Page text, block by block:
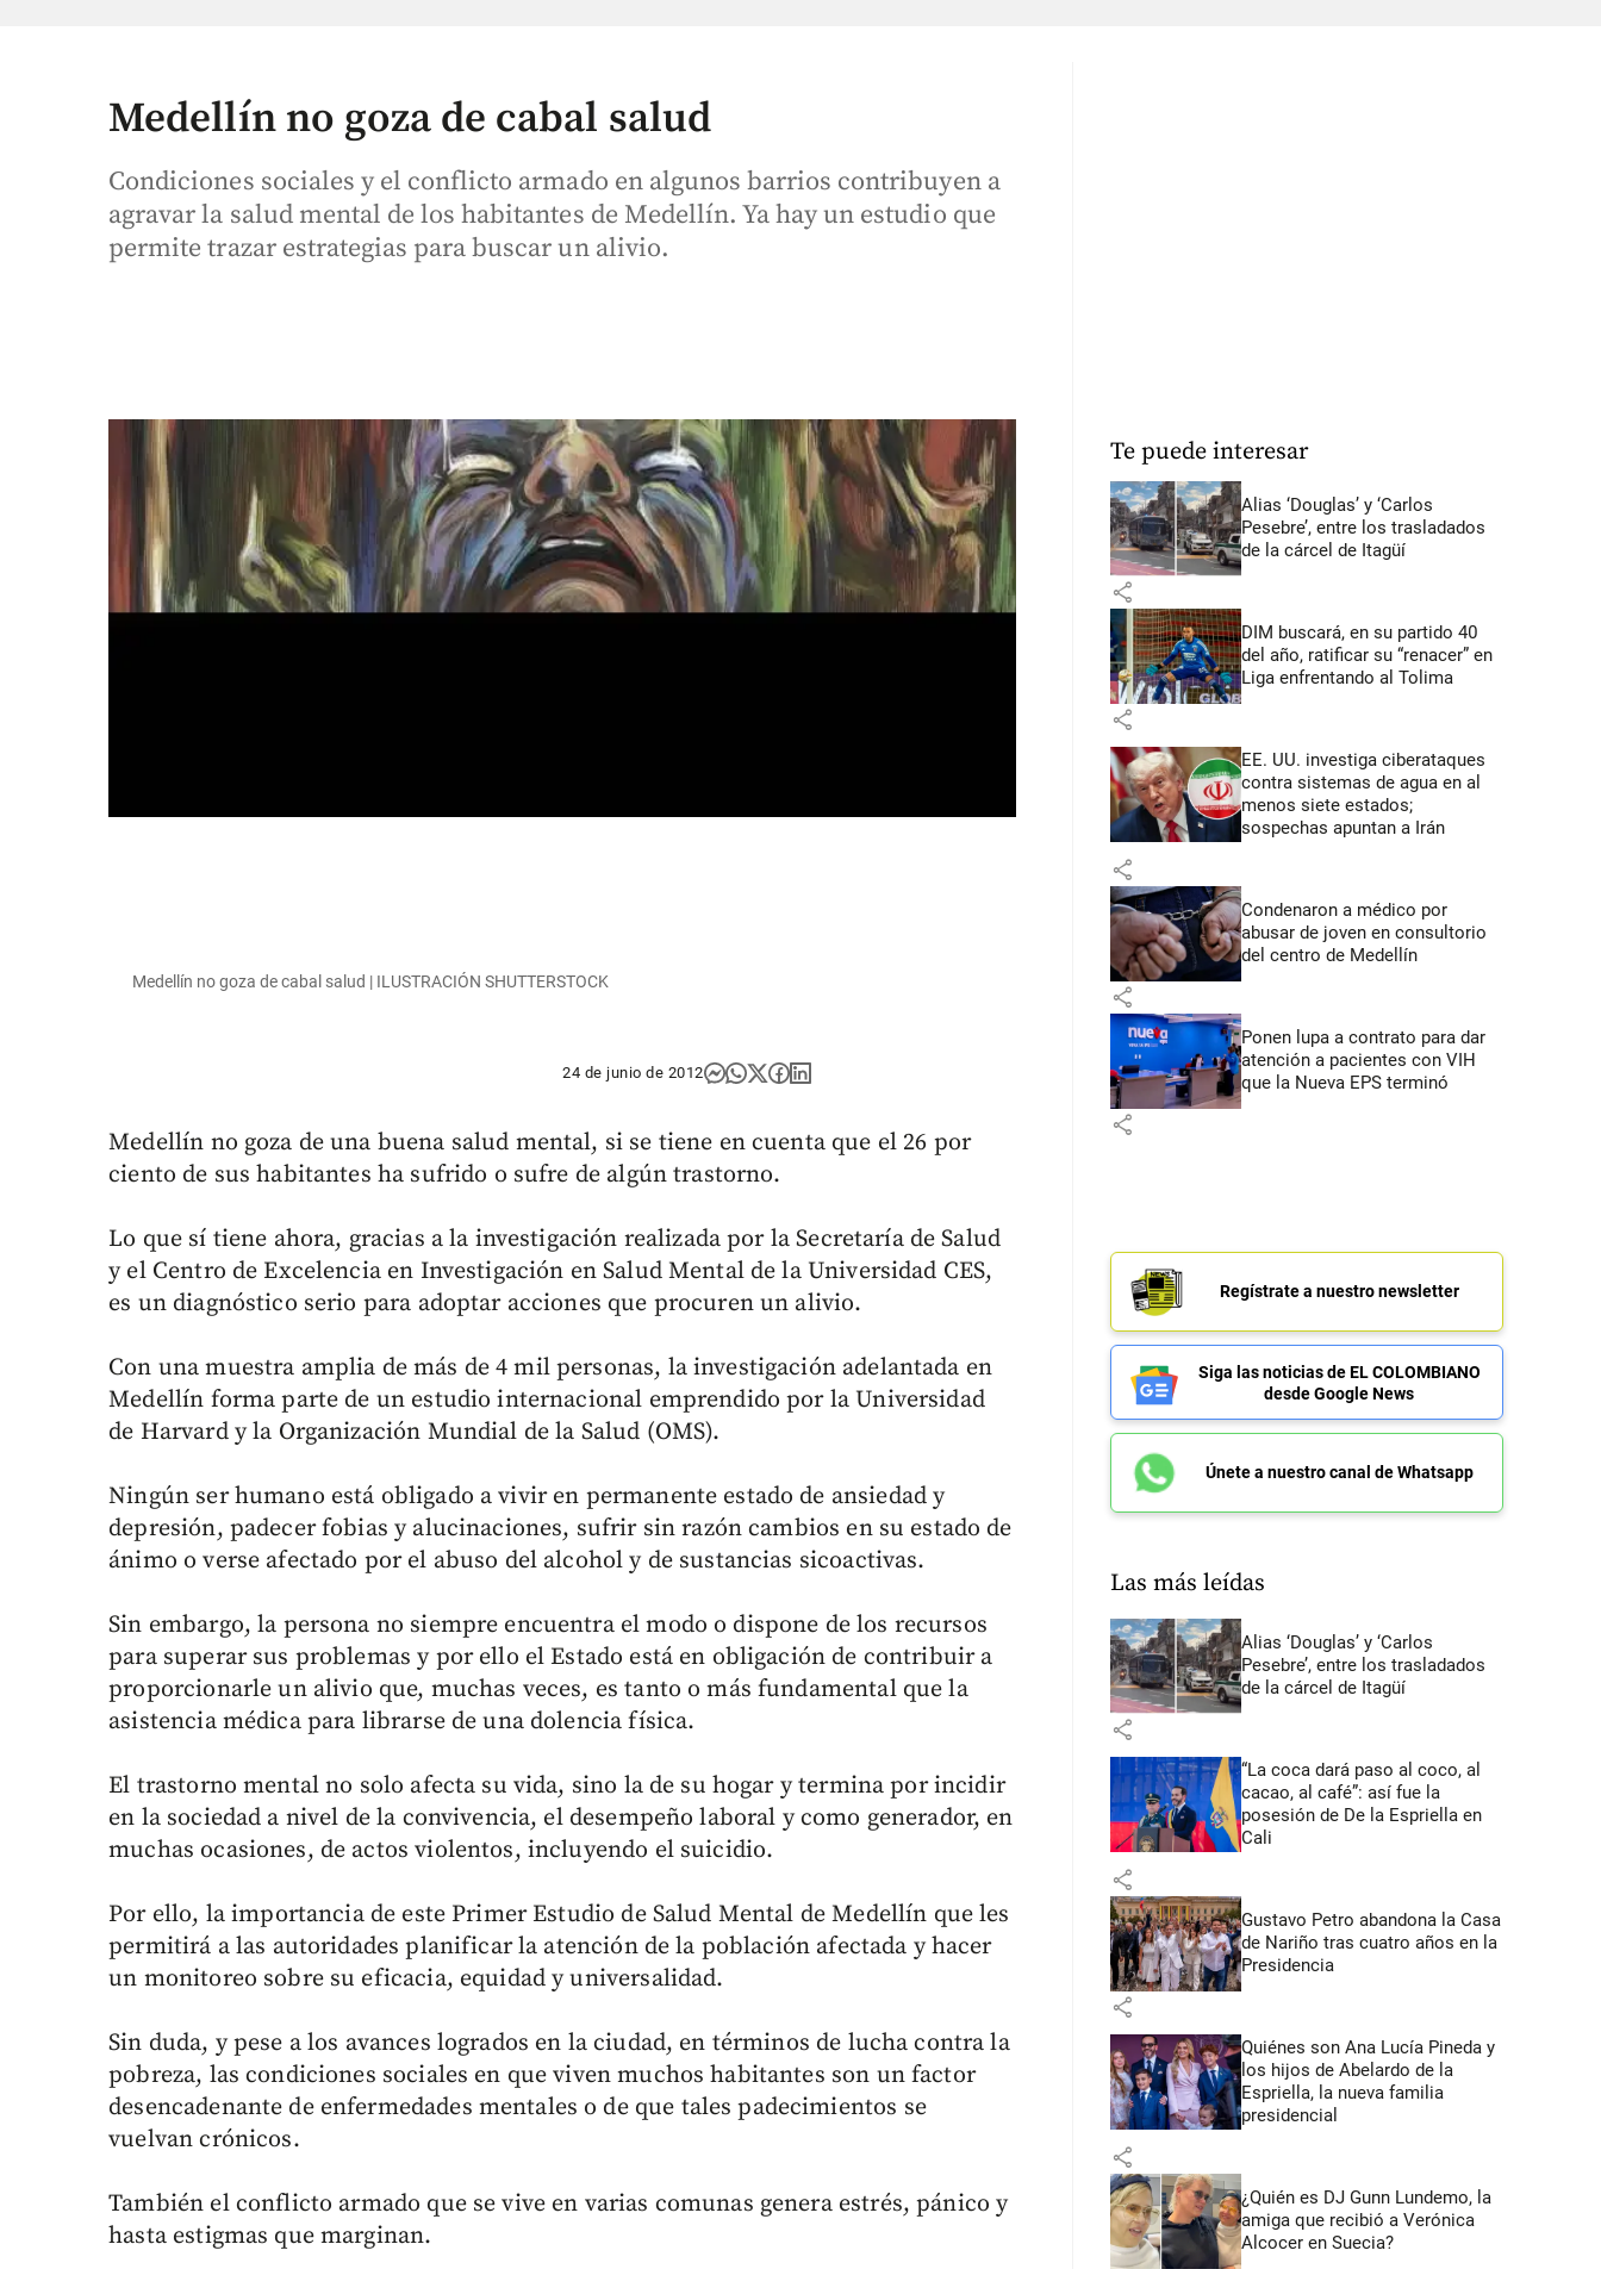
Medellín no goza de cabal salud
Condiciones sociales y el conflicto armado en algunos barrios contribuyen a
agravar la salud mental de los habitantes de Medellín. Ya hay un estudio que
permite trazar estrategias para buscar un alivio.
Medellín no goza de cabal salud | ILUSTRACIÓN SHUTTERSTOCK
24 de junio de 2012
Medellín no goza de una buena salud mental, si se tiene en cuenta que el 26 por
ciento de sus habitantes ha sufrido o sufre de algún trastorno.
Lo que sí tiene ahora, gracias a la investigación realizada por la Secretaría de Salud
y el Centro de Excelencia en Investigación en Salud Mental de la Universidad CES,
es un diagnóstico serio para adoptar acciones que procuren un alivio.
Con una muestra amplia de más de 4 mil personas, la investigación adelantada en
Medellín forma parte de un estudio internacional emprendido por la Universidad
de Harvard y la Organización Mundial de la Salud (OMS).
Ningún ser humano está obligado a vivir en permanente estado de ansiedad y
depresión, padecer fobias y alucinaciones, sufrir sin razón cambios en su estado de
ánimo o verse afectado por el abuso del alcohol y de sustancias sicoactivas.
Sin embargo, la persona no siempre encuentra el modo o dispone de los recursos
para superar sus problemas y por ello el Estado está en obligación de contribuir a
proporcionarle un alivio que, muchas veces, es tanto o más fundamental que la
asistencia médica para librarse de una dolencia física.
El trastorno mental no solo afecta su vida, sino la de su hogar y termina por incidir
en la sociedad a nivel de la convivencia, el desempeño laboral y como generador, en
muchas ocasiones, de actos violentos, incluyendo el suicidio.
Por ello, la importancia de este Primer Estudio de Salud Mental de Medellín que les
permitirá a las autoridades planificar la atención de la población afectada y hacer
un monitoreo sobre su eficacia, equidad y universalidad.
Sin duda, y pese a los avances logrados en la ciudad, en términos de lucha contra la
pobreza, las condiciones sociales en que viven muchos habitantes son un factor
desencadenante de enfermedades mentales o de que tales padecimientos se
vuelvan crónicos.
También el conflicto armado que se vive en varias comunas genera estrés, pánico y
hasta estigmas que marginan.
Te puede interesar
Alias ‘Douglas’ y ‘Carlos
Pesebre’, entre los trasladados
de la cárcel de Itagüí
share
DIM buscará, en su partido 40
del año, ratificar su “renacer” en
Liga enfrentando al Tolima
share
EE. UU. investiga ciberataques
contra sistemas de agua en al
menos siete estados;
sospechas apuntan a Irán
share
Condenaron a médico por
abusar de joven en consultorio
del centro de Medellín
share
Ponen lupa a contrato para dar
atención a pacientes con VIH
que la Nueva EPS terminó
share
Regístrate a nuestro newsletter
Siga las noticias de EL COLOMBIANO
desde Google News
Únete a nuestro canal de Whatsapp
Las más leídas
Alias ‘Douglas’ y ‘Carlos
Pesebre’, entre los trasladados
de la cárcel de Itagüí
share
“La coca dará paso al coco, al
cacao, al café”: así fue la
posesión de De la Espriella en
Cali
share
Gustavo Petro abandona la Casa
de Nariño tras cuatro años en la
Presidencia
share
Quiénes son Ana Lucía Pineda y
los hijos de Abelardo de la
Espriella, la nueva familia
presidencial
share
¿Quién es DJ Gunn Lundemo, la
amiga que recibió a Verónica
Alcocer en Suecia?